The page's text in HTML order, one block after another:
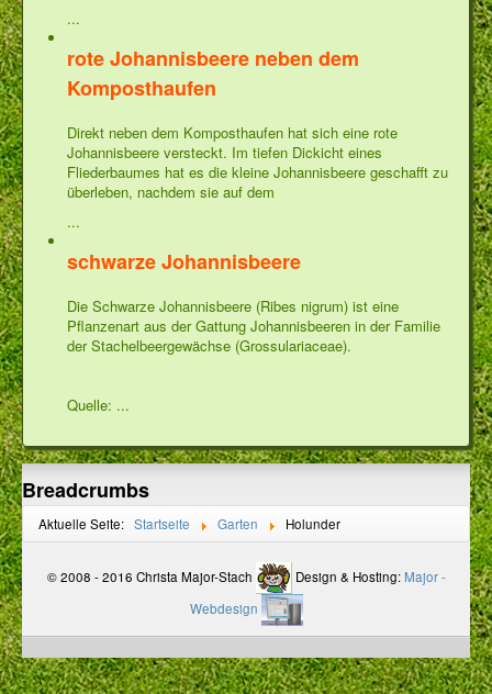
...
rote Johannisbeere neben dem
Komposthaufen
Direkt neben dem Komposthaufen hat sich eine rote
Johannisbeere versteckt. Im tiefen Dickicht eines
Fliederbaumes hat es die kleine Johannisbeere geschafft zu
überleben, nachdem sie auf dem
...
schwarze Johannisbeere
Die Schwarze Johannisbeere (Ribes nigrum) ist eine
Pflanzenart aus der Gattung Johannisbeeren in der Familie
der Stachelbeergewächse (Grossulariaceae).
Quelle: ...
Breadcrumbs
Aktuelle Seite: Startseite Garten Holunder
© 2008 - 2016 Christa Major-Stach Design & Hosting: Major -
Webdesign